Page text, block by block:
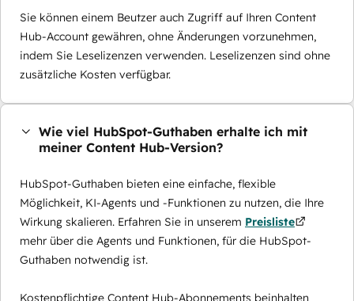
Sie können einem Beutzer auch Zugriff auf Ihren Content
Hub-Account gewähren, ohne Änderungen vorzunehmen,
indem Sie Leselizenzen verwenden. Leselizenzen sind ohne
zusätzliche Kosten verfügbar.
Wie viel HubSpot-Guthaben erhalte ich mit
meiner Content Hub-Version?
HubSpot-Guthaben bieten eine einfache, flexible
Möglichkeit, KI-Agents und -Funktionen zu nutzen, die Ihre
Wirkung skalieren. Erfahren Sie in unserem Preisliste
mehr über die Agents und Funktionen, für die HubSpot-
Guthaben notwendig ist.
Kostenpflichtige Content Hub-Abonnements beinhalten